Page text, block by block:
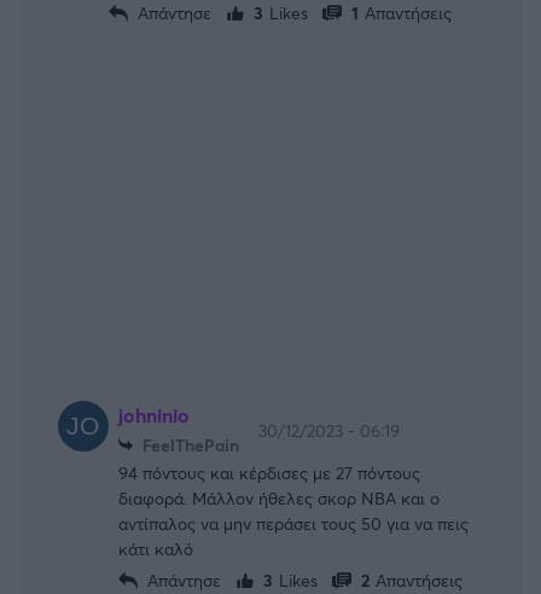
Απάντησε
3 Likes 1 Απαντήσεις
johninio
FeelThePain
30/12/2023 - 06:19
94 πόντους και κέρδισες με 27 πόντους
διαφορά. Μάλλον ήθελες σκορ ΝΒΑ και ο
αντίπαλος να μην περάσει τους 50 για να πεις
κάτι καλό
Απάντησε
3 Likes 2 Απαντήσεις